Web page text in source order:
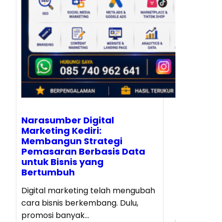
Narasumber Digital
Marketing Kediri:
Membangun Strategi
Pemasaran Berbasis Data
untuk Bisnis yang
Bertumbuh
Digital marketing telah mengubah
cara bisnis berkembang. Dulu,
promosi banyak…